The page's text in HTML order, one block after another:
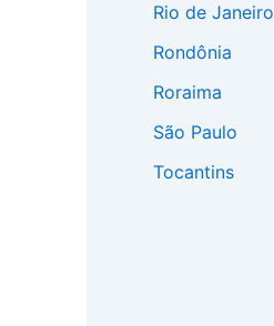
Rio de Janeiro
Rondônia
Roraima
São Paulo
Tocantins